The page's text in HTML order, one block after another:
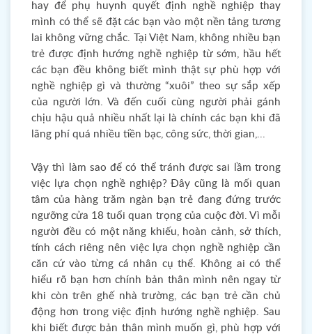
hay để phụ huynh quyết định nghề nghiệp thay
mình có thể sẽ đặt các bạn vào một nền tảng tương
lai không vững chắc. Tại Việt Nam, không nhiều bạn
trẻ được định hướng nghề nghiệp từ sớm, hầu hết
các bạn đều không biết mình thật sự phù hợp với
nghề nghiệp gì và thường “xuôi” theo sự sắp xếp
của người lớn. Và đến cuối cùng người phải gánh
chịu hậu quả nhiều nhất lại là chính các bạn khi đã
lãng phí quá nhiều tiền bạc, công sức, thời gian,...
Vậy thì làm sao để có thể tránh được sai lầm trong
việc lựa chọn nghề nghiệp? Đây cũng là mối quan
tâm của hàng trăm ngàn bạn trẻ đang đứng trước
ngưỡng cửa 18 tuổi quan trọng của cuộc đời. Vì mỗi
người đều có một năng khiếu, hoàn cảnh, sở thích,
tính cách riêng nên việc lựa chọn nghề nghiệp cần
căn cứ vào từng cá nhân cụ thể. Không ai có thể
hiểu rõ bạn hơn chính bản thân mình nên ngay từ
khi còn trên ghế nhà trường, các bạn trẻ cần chủ
động hơn trong việc định hướng nghề nghiệp. Sau
khi biết được bản thân mình muốn gì, phù hợp với